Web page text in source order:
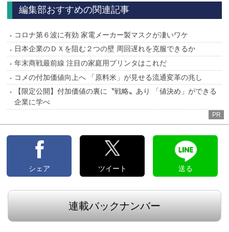
編集部おすすめの関連記事
コロナ第６波に有効 家電メーカー製マスクが凄いワケ
日本企業のＤＸを阻む２つの壁 周回遅れを克服できるか
年末商戦最前線 注目の家庭用プリンタはこれだ
コメの付加価値向上へ 「原料米」が見せる流通変革の兆し
【限定公開】付加価値の裏に〝戦略〟あり 「値決め」ができる
企業に学べ
PR
シェア ツイート 送る
連載バックナンバー